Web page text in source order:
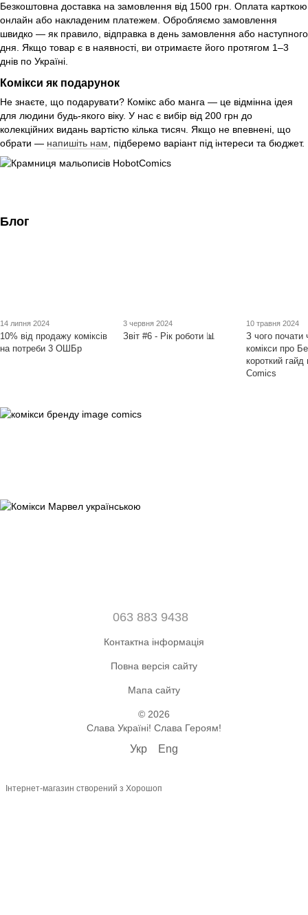
Безкоштовна доставка на замовлення від 1500 грн. Оплата карткою
онлайн або накладеним платежем. Обробляємо замовлення
швидко — як правило, відправка в день замовлення або наступного
дня. Якщо товар є в наявності, ви отримаєте його протягом 1–3
днів по Україні.
Комікси як подарунок
Не знаєте, що подарувати? Комікс або манга — це відмінна ідея
для людини будь-якого віку. У нас є вибір від 200 грн до
колекційних видань вартістю кілька тисяч. Якщо не впевнені, що
обрати — напишіть нам, підберемо варіант під інтереси та бюджет.
Блог
14 липня 2024
10% від продажу коміксів
на потреби 3 ОШБр
3 червня 2024
Звіт #6 - Рік роботи 📊
10 травня 2024
З чого почати
комікси про
короткий гайд
Comics
063 883 9438
Контактна інформація
Повна версія сайту
Мапа сайту
© 2026
Слава Україні! Слава Героям!
Укр Eng
Інтернет-магазин створений з Хорошоп